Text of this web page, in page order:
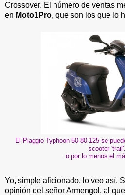
Crossover. El número de ventas
en Moto1Pro, que son los que lo
El Piaggio Typhoon 50-80-125 se
scooter
o por lo menos el
Yo, simple aficionado, lo veo así.
opinión del señor Armengol, al